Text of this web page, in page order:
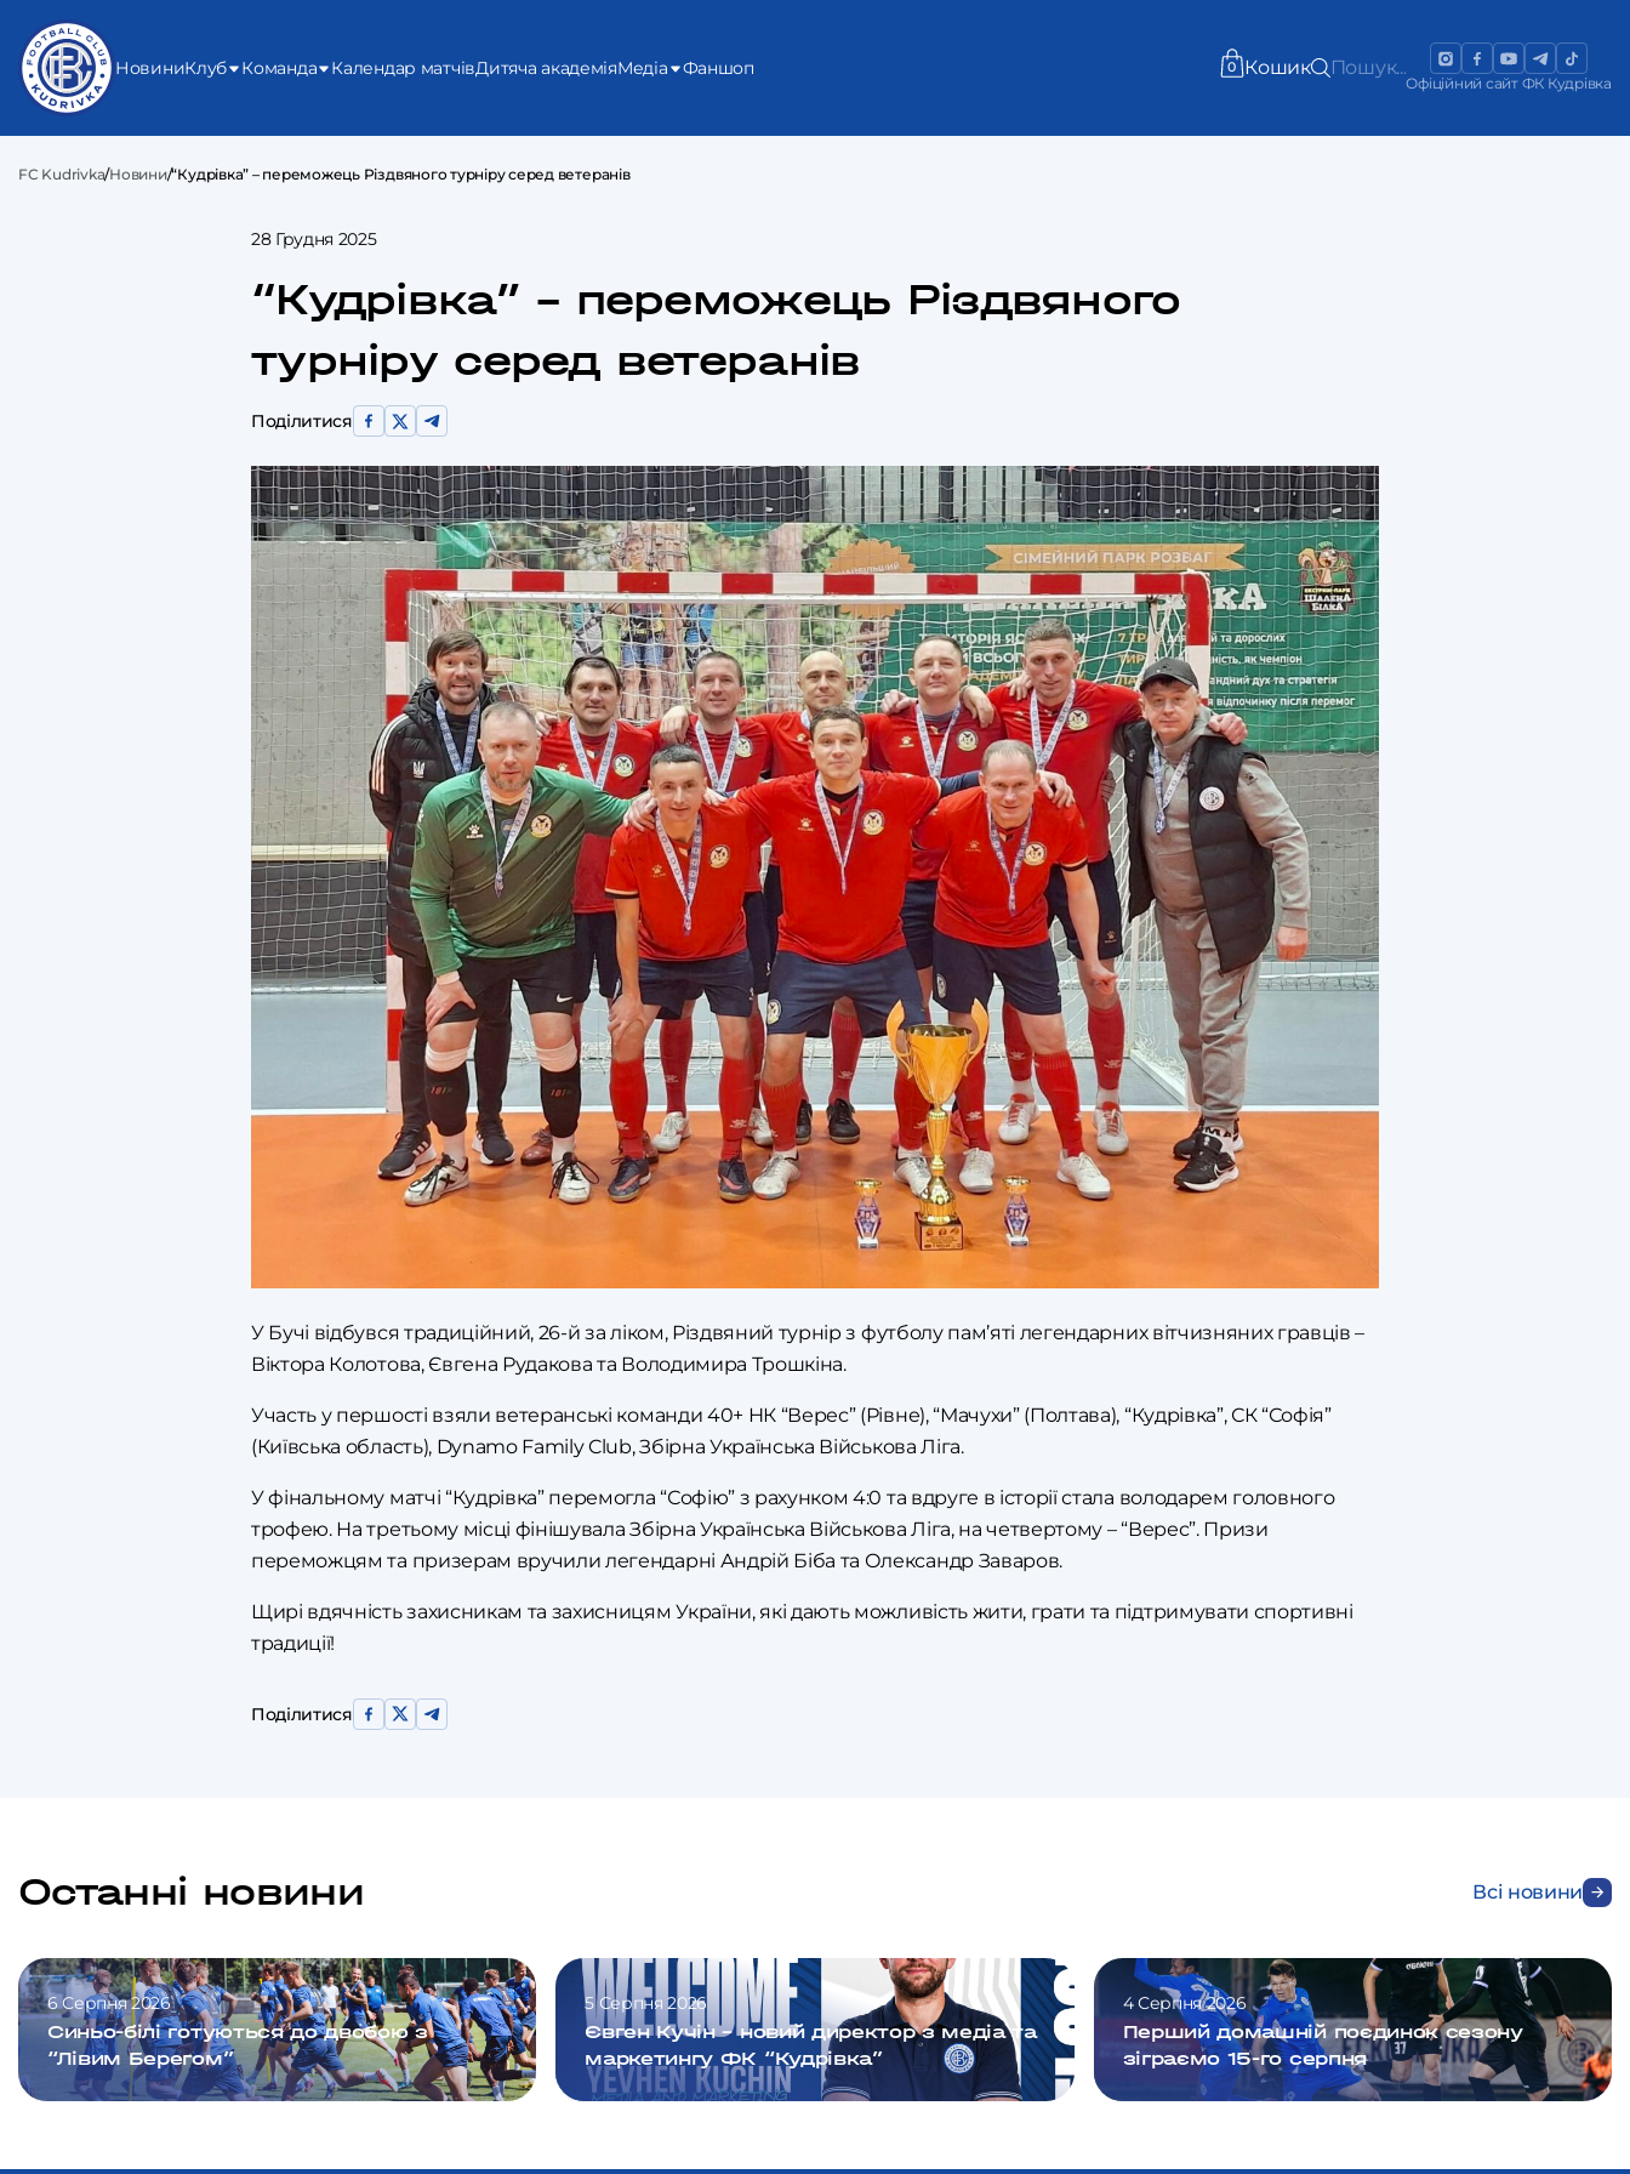
НовиниКлуб Команда Календар матчівДитяча академіяМедіа Фаншоп 0 Кошик Пошук...
Офіційний сайт ФК Кудрівка
FC Kudrivka/Новини/“Кудрівка” – переможець Різдвяного турніру серед ветеранів
28 Грудня 2025
“Кудрівка” – переможець Різдвяного
турніру серед ветеранів
Поділитися
У Бучі відбувся традиційний, 26-й за ліком, Різдвяний турнір з футболу пам’яті легендарних вітчизняних гравців –
Віктора Колотова, Євгена Рудакова та Володимира Трошкіна.
Участь у першості взяли ветеранські команди 40+ НК “Верес” (Рівне), “Мачухи” (Полтава), “Кудрівка”, СК “Софія”
(Київська область), Dynamo Family Club, Збірна Українська Військова Ліга.
У фінальному матчі “Кудрівка” перемогла “Софію” з рахунком 4:0 та вдруге в історії стала володарем головного
трофею. На третьому місці фінішувала Збірна Українська Військова Ліга, на четвертому – “Верес”. Призи
переможцям та призерам вручили легендарні Андрій Біба та Олександр Заваров.
Щирі вдячність захисникам та захисницям України, які дають можливість жити, грати та підтримувати спортивні
традиції!
Поділитися
Останні новини Всі новини
6 Серпня 2026
Синьо-білі готуються до двобою з
“Лівим Берегом”
5 Серпня 2026
Євген Кучін – новий директор з медіа та
маркетингу ФК “Кудрівка”
4 Серпня 2026
Перший домашній поєдинок сезону
зіграємо 15-го серпня